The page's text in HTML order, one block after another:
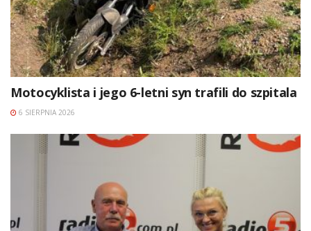
Motocyklista i jego 6-letni syn trafili do szpitala
6 SIERPNIA 2026